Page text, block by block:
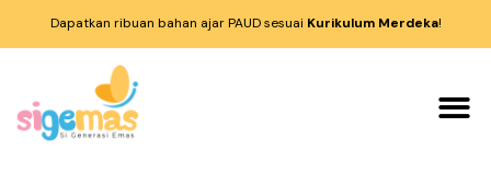
Dapatkan ribuan bahan ajar PAUD sesuai Kurikulum Merdeka!